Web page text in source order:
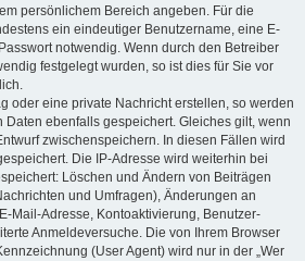
persönlichem Bereich angeben. Für die
ein eindeutiger Benutzername, eine E-
notwendig. Wenn durch den Betreiber
festgelegt wurden, so ist dies für Sie vor
oder eine private Nachricht erstellen, so werden
ebenfalls gespeichert. Gleiches gilt, wenn
zwischenspeichern. In diesen Fällen wird
Die IP-Adresse wird weiterhin bei
Löschen und Ändern von Beiträgen
und Umfragen), Änderungen an
Mail-Adresse, Kontoaktivierung, Benutzer-
Anmeldeversuche. Die von Ihrem Browser
(User Agent) wird nur in der „Wer